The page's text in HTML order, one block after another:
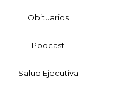
Obituarios
Podcast
Salud Ejecutiva